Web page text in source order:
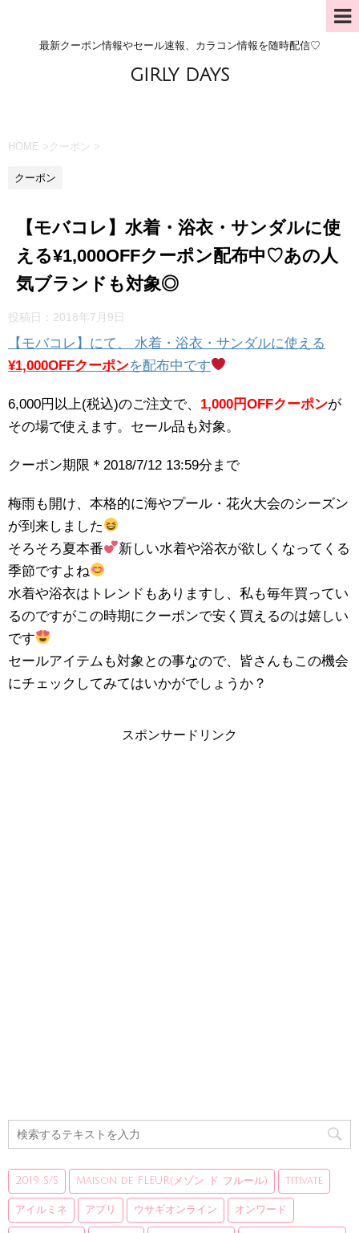
最新クーポン情報やセール速報、カラコン情報を随時配信♡
GIRLY DAYS
HOME > クーポン >
クーポン
【モバコレ】水着・浴衣・サンダルに使
える¥1,000OFFクーポン配布中♡あの人
気ブランドも対象◎
投稿日： 2018年7月9日
【モバコレ】にて、 水着・浴衣・サンダルに使える
¥1,000OFFクーポンを配布中です
6,000円以上(税込)のご注文で、 1,000円OFFクーポンが
その場で使えます。セール品も対象。
クーポン期限＊2018/7/12 13:59分まで
梅雨も開け、本格的に海やプール・花火大会のシーズン
が到来しました
そろそろ夏本番
新しい水着や浴衣が欲しくなってくる
季節ですよね
水着や浴衣はトレンドもありますし、私も毎年買ってい
るのですがこの時期にクーポンで安く買えるのは嬉しい
です
セールアイテムも対象との事なので、皆さんもこの機会
にチェックしてみてはいかがでしょうか？
スポンサードリンク
2019 S/S Maison de FLEUR(メゾン ド フルール) titivate
アイルミネ アプリ ウサギオンライン オンワード